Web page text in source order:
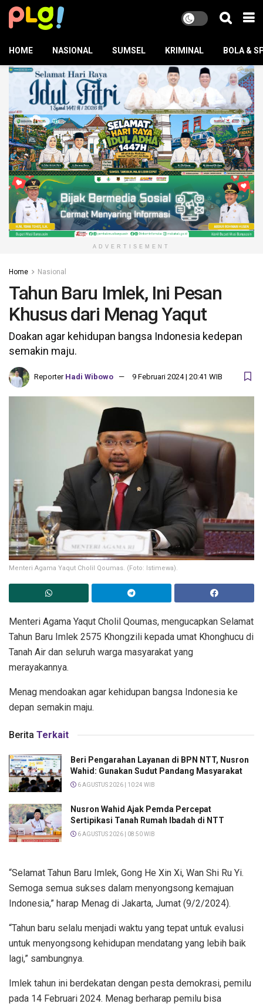
HOME NASIONAL SUMSEL KRIMINAL BOLA &
ADVERTISEMENT
Home Nasional
Tahun Baru Imlek, Ini Pesan
Khusus dari Menag Yaqut
Doakan agar kehidupan bangsa Indonesia kedepan
semakin maju.
Reporter Hadi Wibowo 9 Februari 2024 | 20:41 WIB
Menteri Agama Yaqut Cholil Qoumas. (Foto: Istimewa).
Menteri Agama Yaqut Cholil Qoumas, mengucapkan Selamat
Tahun Baru Imlek 2575 Khongzili kepada umat Khonghucu di
Tanah Air dan seluruh warga masyarakat yang
merayakannya.
Menag mendoakan agar kehidupan bangsa Indonesia ke
depan semakin maju.
Berita Terkait
Beri Pengarahan Layanan di BPN NTT, Nusron
Wahid: Gunakan Sudut Pandang Masyarakat
6 AGUSTUS 2026 | 10:24 WIB
Nusron Wahid Ajak Pemda Percepat
Sertipikasi Tanah Rumah Ibadah di NTT
6 AGUSTUS 2026 | 08:50 WIB
“Selamat Tahun Baru Imlek, Gong He Xin Xi, Wan Shi Ru Yi.
Semoga semua sukses dalam menyongsong kemajuan
Indonesia,” harap Menag di Jakarta, Jumat (9/2/2024).
“Tahun baru selalu menjadi waktu yang tepat untuk evalusi
untuk menyongsong kehidupan mendatang yang lebih baik
lagi,” sambungnya.
Imlek tahun ini berdekatan dengan pesta demokrasi, pemilu
pada 14 Februari 2024. Menag berharap pemilu bisa